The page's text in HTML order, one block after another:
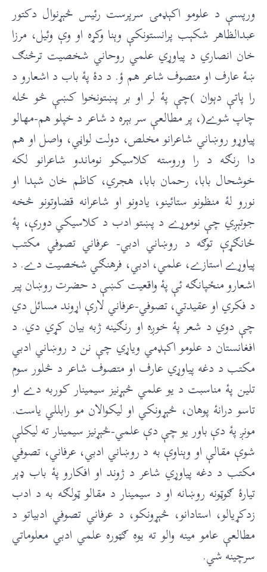
ورپسې د علومو اکېډمۍ سرپرست رئيس څېړنوال دکتور
عبدالظاهر شکېب پرانستونکې وېنا وکړه او وې وئيل، مرزا
خان انصاري د پیاوړي علمي روحاني شخصیت ترڅنګ
ښۀ عارف او متصوف شاعر هم ؤ. د دۀ پۀ باب د اشعارو د
را پاتې دېوان )چې پۀ لر او بر پښتونخوا کښې څو ځله
چاپ شوے(، پر مطالعې سر بېره د شاعر د خپلو هم-مهالو
پیاوړو روښاني شاعرانو مخلص، دولت لواڼي، واصل او هم
دا رنګه د را وروسته کلاسیکو نوماندو شاعرانو لکه
خوشحال بابا، رحمان بابا، هجري، کاظم خان شېدا او
نورو لۀ منظونو ستائینو، یادونو او شاعرانه قضاوتونو څخه
جوتېږي چې نوموړے د پښتو ادب د کلاسیکي دورې، پۀ
ځانګړې توګه د روښاني ادبي- عرفاني تصوفي مکتب
پیاوړے استازے، علمي، ادبي، فرهنګي شخصیت دے. د
اشعارو منځپانګه ئې پۀ واقعیت کښې د حضرت روښان پیر
د فکري او عقیدتي، تصوفي-عرفاني لارې اړوند مسائل دي
چې دوي د شعر پۀ خوږه او رنګینه ژبه بیان کړي دي. د
افغانستان د علومو اکېډمي ویاړي چې نن د روښاني ادبي
مکتب د دغه پیاوړي عارف او متصوف شاعر د څلور سوم
تلین پۀ مناسبت د یو علمي څېړنیز سیمینار کوربه دے او
تاسو درانۀ پوهان، څېړونکي او لیکوالان مو رابللي یاست.
مونږ پۀ دې باور یو چې دې علمي-څېړنیز سیمینار ته لیکلې
شوې مقالې او وېناوې به د روښاني ادبي، عرفاني، تصوفي
مکتب د دغه پیاوړي شاعر د ژوند او افکارو پۀ باب ډېر
تیارۀ ګوټونه روښانه او د سیمینار د مقالو ټولګه به د ادب
زدکړیالو، استادانو، څېړونکو، د عرفاني تصوفي ادبیاتو د
مطالعې عامو مینه والو ته یوه ګټوره علمي ادبي معلوماتي
سرچینه شي.